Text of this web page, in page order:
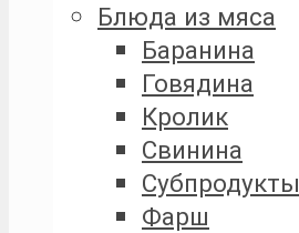
Блюда из мяса
Баранина
Говядина
Кролик
Свинина
Субпродукты
Фарш